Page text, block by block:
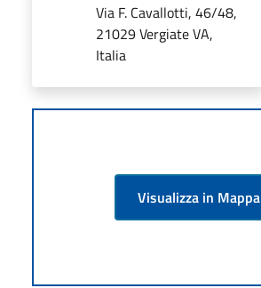
Via F. Cavallotti, 46/48,
21029 Vergiate VA,
Italia
Visualizza in Mappa